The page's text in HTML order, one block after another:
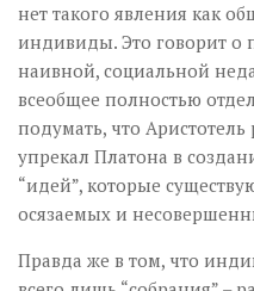
нет такого явления как
индивиды. Это говорит о
наивной, социальной
всеобщее полностью
подумать, что
упрекал Платона в
“идей”, которые
осязаемых и
Правда же в том, что